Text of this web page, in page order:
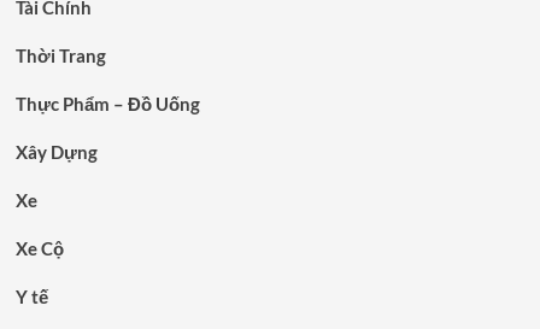
Tài Chính
Thời Trang
Thực Phẩm – Đồ Uống
Xây Dựng
Xe
Xe Cộ
Y tế